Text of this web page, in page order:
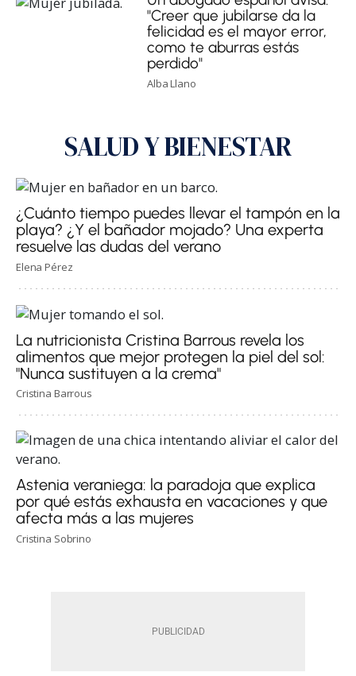
"Creer que jubilarse da la
felicidad es el mayor error,
como te aburras estás
perdido"
Alba Llano
SALUD Y BIENESTAR
¿Cuánto tiempo puedes llevar el tampón en la
playa? ¿Y el bañador mojado? Una experta
resuelve las dudas del verano
Elena Pérez
La nutricionista Cristina Barrous revela los
alimentos que mejor protegen la piel del sol:
"Nunca sustituyen a la crema"
Cristina Barrous
Astenia veraniega: la paradoja que explica
por qué estás exhausta en vacaciones y que
afecta más a las mujeres
Cristina Sobrino